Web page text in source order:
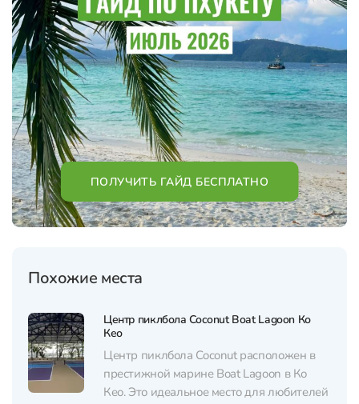
ПОЛУЧИТЬ ГАЙД БЕСПЛАТНО
Похожие места
Центр пиклбола Coconut Boat Lagoon Ко
Кео
Центр пиклбола Coconut расположен в
престижной марине Boat Lagoon в Ко
Кео. Это идеальное место для любителей